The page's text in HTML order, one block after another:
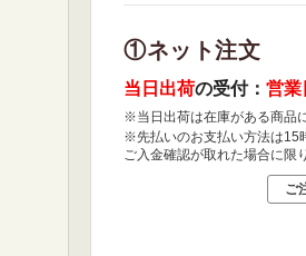
①ネット注文
当日出荷の受付： 営業
※当日出荷は在庫がある商品
※先払いのお支払い方法は15
ご入金確認が取れた場合に限
ご